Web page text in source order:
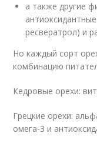
а также другие
ресвератрол) и
Но каждый сорт
комбинацию
Кедровые орехи:
Грецкие орехи:
омега-3 и